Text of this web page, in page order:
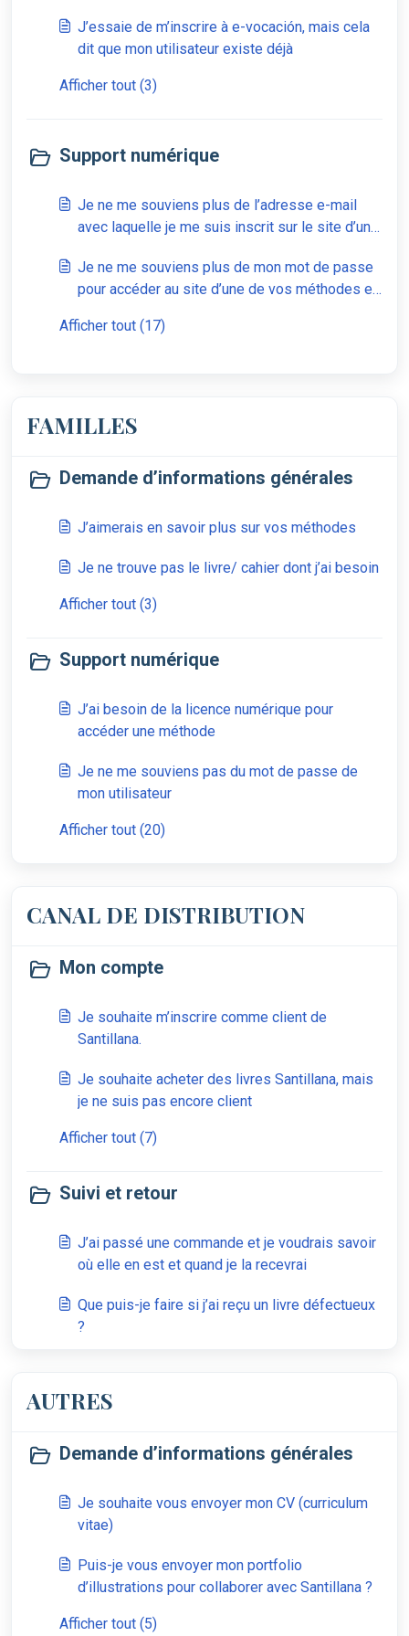
J’essaie de m’inscrire à e-vocación, mais cela
dit que mon utilisateur existe déjà
Afficher tout (3)
Support numérique
Je ne me souviens plus de l’adresse e-mail
avec laquelle je me suis inscrit sur le site d’une
Je ne me souviens plus de mon mot de passe
pour accéder au site d’une de vos méthodes et
pas l’e-mail correspondant
Afficher tout (17)
FAMILLES
Demande d’informations générales
J’aimerais en savoir plus sur vos méthodes
Je ne trouve pas le livre/ cahier dont j’ai besoin
Afficher tout (3)
Support numérique
J’ai besoin de la licence numérique pour
accéder une méthode
Je ne me souviens pas du mot de passe de
mon utilisateur
Afficher tout (20)
CANAL DE DISTRIBUTION
Mon compte
Je souhaite m’inscrire comme client de
Santillana.
Je souhaite acheter des livres Santillana, mais
je ne suis pas encore client
Afficher tout (7)
Suivi et retour
J’ai passé une commande et je voudrais savoir
où elle en est et quand je la recevrai
Que puis-je faire si j’ai reçu un livre défectueux
?
AUTRES
Demande d’informations générales
Je souhaite vous envoyer mon CV (curriculum
vitae)
Puis-je vous envoyer mon portfolio
d’illustrations pour collaborer avec Santillana ?
Afficher tout (5)